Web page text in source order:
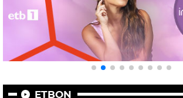
ETBON